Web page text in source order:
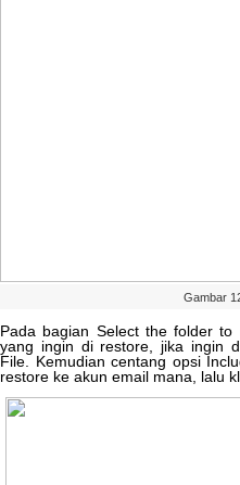
Gambar
Pada bagian Select the folder to
yang ingin di restore jika ingin
File. Kemudian centang opsi
restore ke akun email mana lalu